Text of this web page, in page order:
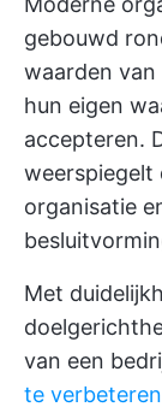
gebouwd
waarden
hun eigen
accepteren.
weerspiegelt
organisatie
Met
van een
te verbeteren